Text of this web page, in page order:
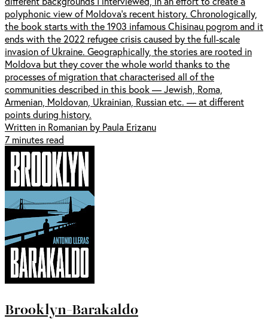
polyphonic view of Moldova’s recent history. Chronologically,
the book starts with the 1903 infamous Chisinau pogrom and it
ends with the 2022 refugee crisis caused by the full-scale
invasion of Ukraine. Geographically, the stories are rooted in
Moldova but they cover the whole world thanks to the
processes of migration that characterised all of the
communities described in this book — Jewish, Roma,
Armenian, Moldovan, Ukrainian, Russian etc. — at different
points during history.
Written in Romanian by Paula Erizanu
7 minutes read
Brooklyn-Barakaldo